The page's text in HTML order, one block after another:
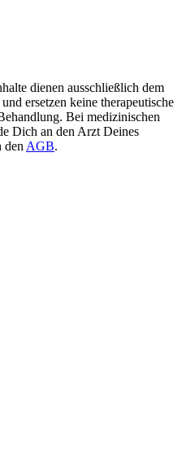
dienen ausschließlich dem
ersetzen keine therapeutische
Bei medizinischen
Dich an den Arzt Deines
den AGB.